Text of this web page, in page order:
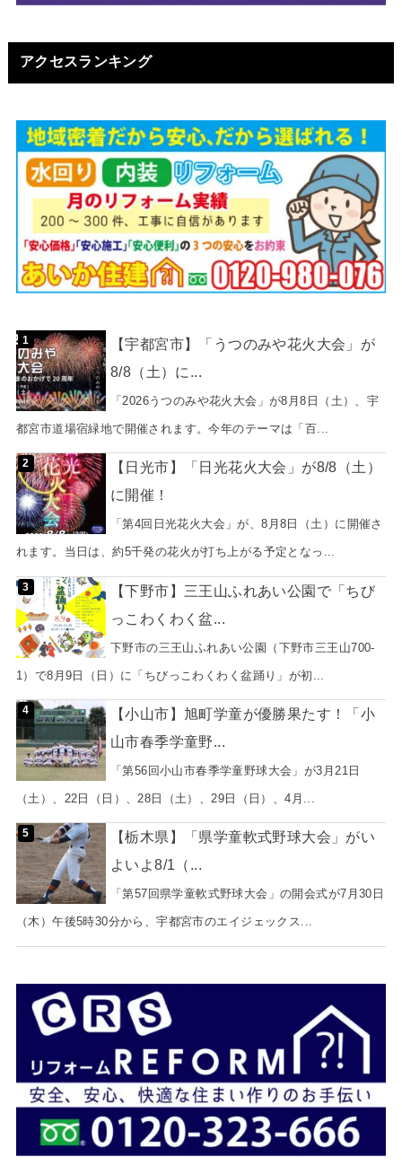
アクセスランキング
【宇都宮市】「うつのみや花火大会」が
8/8（土）に...
「2026うつのみや花火大会」が8月8日（土）、宇
都宮市道場宿緑地で開催されます。今年のテーマは「百...
【日光市】「日光花火大会」が8/8（土）
に開催！
「第4回日光花火大会」が、8月8日（土）に開催さ
れます。当日は、約5千発の花火が打ち上がる予定となっ...
【下野市】三王山ふれあい公園で「ちび
っこわくわく盆...
下野市の三王山ふれあい公園（下野市三王山700-
1）で8月9日（日）に「ちびっこわくわく盆踊り」が初...
【小山市】旭町学童が優勝果たす！「小
山市春季学童野...
「第56回小山市春季学童野球大会」が3月21日
（土）、22日（日）、28日（土）、29日（日）、4月...
【栃木県】「県学童軟式野球大会」がい
よいよ8/1（...
「第57回県学童軟式野球大会」の開会式が7月30日
（木）午後5時30分から、宇都宮市のエイジェックス...